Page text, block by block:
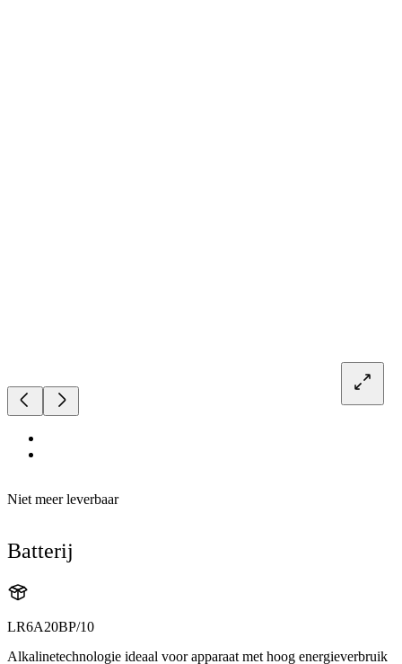
Niet meer leverbaar
Batterij
LR6A20BP/10
Alkalinetechnologie ideaal voor apparaat met hoog energieverbruik